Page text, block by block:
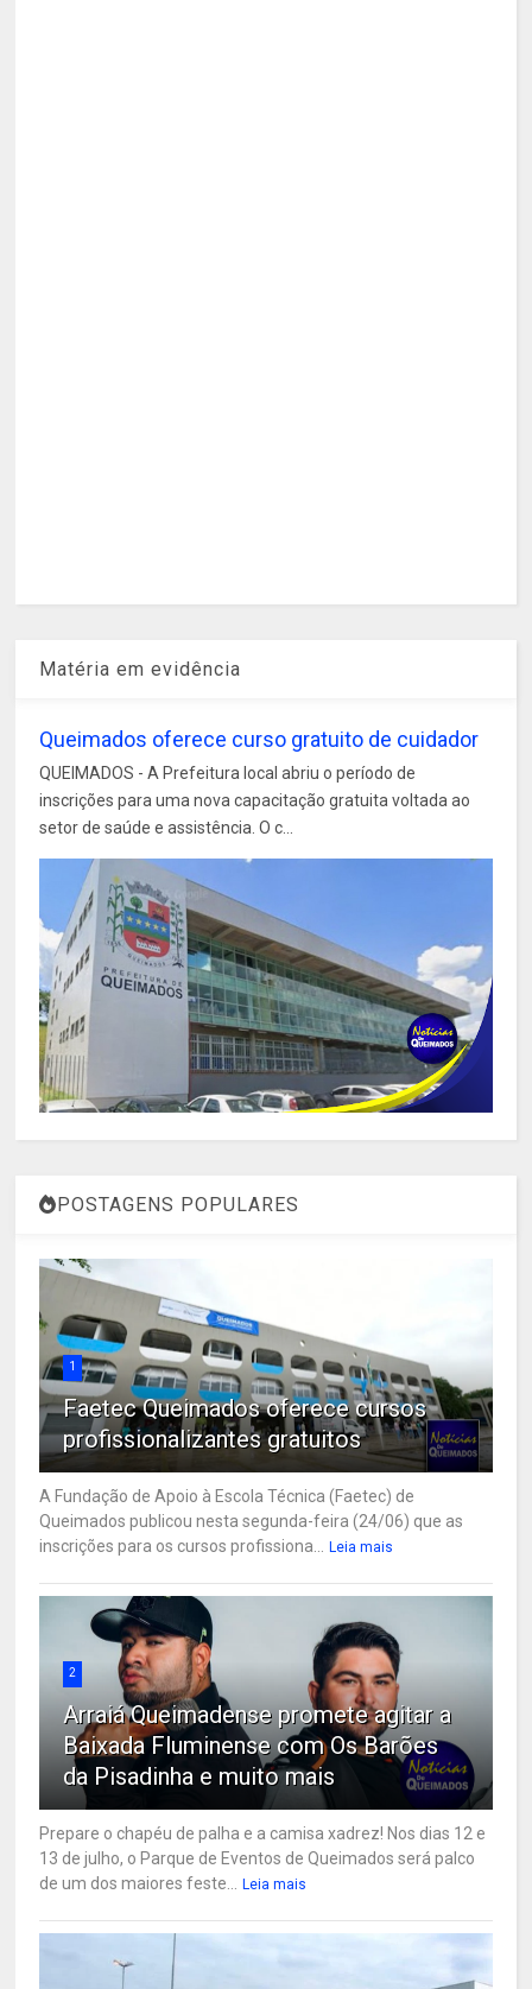
Matéria em evidência
Queimados oferece curso gratuito de cuidador
QUEIMADOS - A Prefeitura local abriu o período de
inscrições para uma nova capacitação gratuita voltada ao
setor de saúde e assistência. O c...
POSTAGENS POPULARES
1
Faetec Queimados oferece cursos
profissionalizantes gratuitos
A Fundação de Apoio à Escola Técnica (Faetec) de
Queimados publicou nesta segunda-feira (24/06) que as
inscrições para os cursos profissiona...
Leia mais
2
Arraiá Queimadense promete agitar a
Baixada Fluminense com Os Barões
da Pisadinha e muito mais
Prepare o chapéu de palha e a camisa xadrez! Nos dias 12 e
13 de julho, o Parque de Eventos de Queimados será palco
de um dos maiores feste...
Leia mais